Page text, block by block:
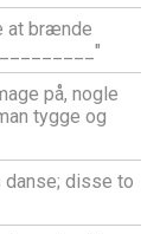
at brænde
på, nogle
tygge og
disse to